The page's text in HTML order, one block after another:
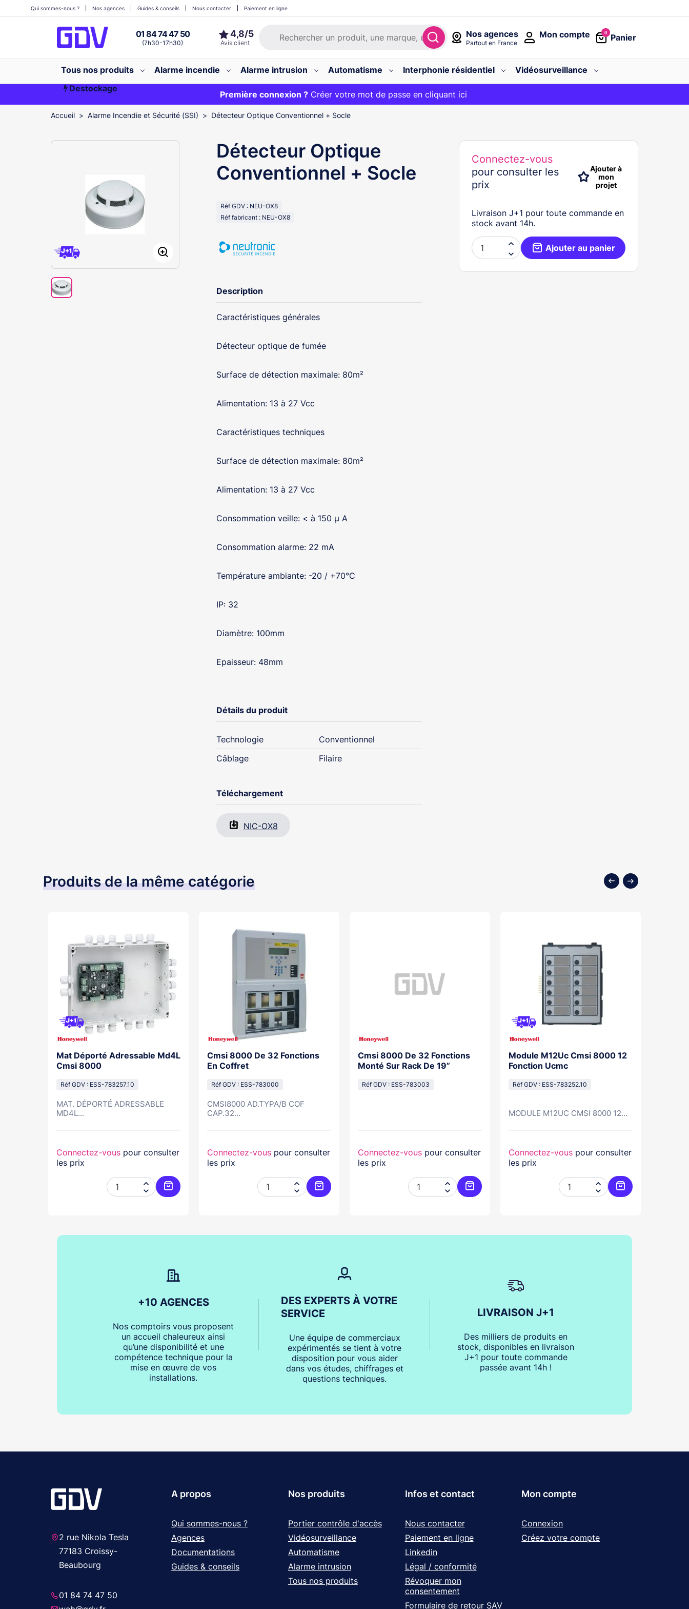
Nos agences
Partout en France
01 84 74 47 50
(7h30-17h30)
0
Panier
Mon compte
Qui sommes-nous ? Nos agences Guides & conseils Nous contacter Paiement en ligne
Tous nos produits Alarme incendie Alarme intrusion Automatisme Interphonie résidentiel
Vidéosurveillance
Destockage
Première commande ?20€ OFFERT sur votre panier et livraison 24/48h gratuite avec le code
Première connexion ?Créer votre mot de passe en cliquant ici
EXCLU WEB :
Accueil Alarme Incendie et Sécurité (SSI) Détecteur Optique Conventionnel + Socle
Détecteur Optique
Conventionnel + Socle
Réf GDV : NEU-OX8
Réf fabricant : NEU-OX8
Description
Caractéristiques générales
Détecteur optique de fumée
Surface de détection maximale: 80m²
Alimentation: 13 à 27 Vcc
Caractéristiques techniques
Surface de détection maximale: 80m²
Alimentation: 13 à 27 Vcc
Consommation veille: < à 150 µ A
Consommation alarme: 22 mA
Température ambiante: -20 / +70°C
IP: 32
Diamètre: 100mm
Epaisseur: 48mm
Détails du produit
Technologie
Conventionnel
Câblage
Filaire
Téléchargement
NIC-OX8
Connectez-vous
pour consulter les
prix
Ajouter à
mon
projet
Livraison J+1 pour toute commande en
stock avant 14h.

 Ajouter au panier
Produits de la même catégorie
Mat Déporté Adressable Md4L
Cmsi 8000
Réf GDV : ESS-783257.10
MAT. DÉPORTÉ ADRESSABLE
MD4L...
Connectez-vous pour consulter
les prix


Ajouter au panier
Cmsi 8000 De 32 Fonctions
En Coffret
Réf GDV : ESS-783000
CMSI8000 AD.TYPA/B COF
CAP.32...
Connectez-vous pour consulter
les prix


Ajouter au panier
Cmsi 8000 De 32 Fonctions
Monté Sur Rack De 19”
Réf GDV : ESS-783003
Connectez-vous pour consulter
les prix


Ajouter au panier
Module M12Uc Cmsi 8000 12
Fonction Ucmc
Réf GDV : ESS-783252.10
MODULE M12UC CMSI 8000 12...
Connectez-vous pour consulter
les prix


Ajouter au panier
+10 AGENCES
Nos comptoirs vous proposent
un accueil chaleureux ainsi
qu’une disponibilité et une
compétence technique pour la
mise en œuvre de vos
installations.
DES EXPERTS À VOTRE
SERVICE
Une équipe de commerciaux
expérimentés se tient à votre
disposition pour vous aider
dans vos études, chiffrages et
questions techniques.
LIVRAISON J+1
Des milliers de produits en
stock, disponibles en livraison
J+1 pour toute commande
passée avant 14h !
2 rue Nikola Tesla
77183 Croissy-
Beaubourg
01 84 74 47 50
A propos
Qui sommes-nous ?
Agences
Documentations
Guides & conseils
Nos produits
Portier contrôle d'accès
Vidéosurveillance
Automatisme
Alarme intrusion
Tous nos produits
Infos et contact
Nous contacter
Paiement en ligne
Linkedin
Légal / conformité
Révoquer mon
consentement
Formulaire de retour SAV
Mon compte
Connexion
Créez votre compte